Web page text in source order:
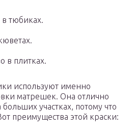
тюбиках.
в плитках.
используют именно
матрешек. Она отлично
участках, потому что
преимущества этой краски: